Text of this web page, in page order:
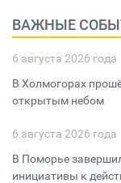
ВАЖНЫЕ
6 августа 2026 года
В Холмогорах
открытым небом
6 августа 2026 года
В Поморье
инициативы к